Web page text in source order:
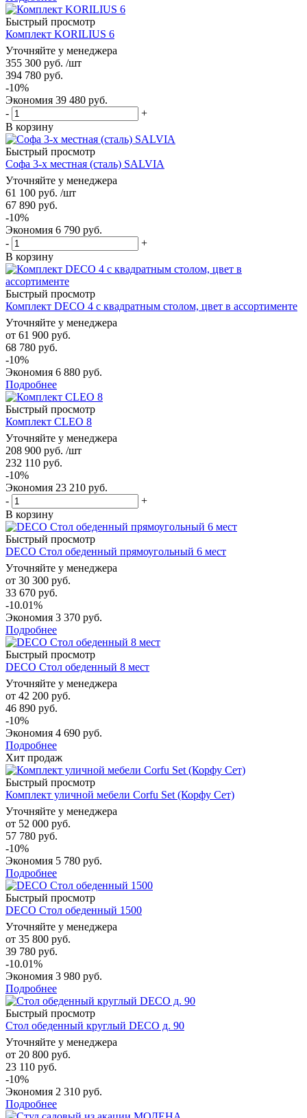
Быстрый просмотр
Комплект KORILIUS 6
Уточняйте у менеджера
355 300 руб. /шт
394 780 руб.
-10%
Экономия 39 480 руб.
-
+
В корзину
Быстрый просмотр
Софа 3-х местная (сталь) SALVIA
Уточняйте у менеджера
61 100 руб. /шт
67 890 руб.
-10%
Экономия 6 790 руб.
-
+
В корзину
Быстрый просмотр
Комплект DECO 4 с квадратным столом, цвет в ассортименте
Уточняйте у менеджера
от 61 900 руб.
68 780 руб.
-10%
Экономия 6 880 руб.
Подробнее
Быстрый просмотр
Комплект CLEO 8
Уточняйте у менеджера
208 900 руб. /шт
232 110 руб.
-10%
Экономия 23 210 руб.
-
+
В корзину
Быстрый просмотр
DECO Стол обеденный прямоугольный 6 мест
Уточняйте у менеджера
от 30 300 руб.
33 670 руб.
-10.01%
Экономия 3 370 руб.
Подробнее
Быстрый просмотр
DECO Стол обеденный 8 мест
Уточняйте у менеджера
от 42 200 руб.
46 890 руб.
-10%
Экономия 4 690 руб.
Подробнее
Хит продаж
Быстрый просмотр
Комплект уличной мебели Corfu Set (Корфу Сет)
Уточняйте у менеджера
от 52 000 руб.
57 780 руб.
-10%
Экономия 5 780 руб.
Подробнее
Быстрый просмотр
DECO Стол обеденный 1500
Уточняйте у менеджера
от 35 800 руб.
39 780 руб.
-10.01%
Экономия 3 980 руб.
Подробнее
Быстрый просмотр
Стол обеденный круглый DECO д. 90
Уточняйте у менеджера
от 20 800 руб.
23 110 руб.
-10%
Экономия 2 310 руб.
Подробнее